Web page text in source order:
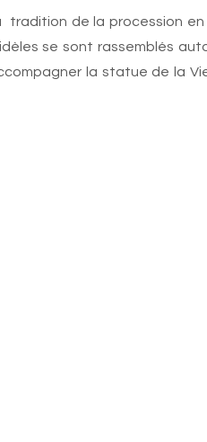
tradition de la procession en
se sont rassemblés
la statue de la